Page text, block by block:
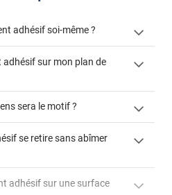
adhésif soi-même ?
un revêtement adhésif ? »
adhésif sur mon plan de
"Peut-on installer du
sera le motif ?
se retire sans abîmer
adhésif sur une surface